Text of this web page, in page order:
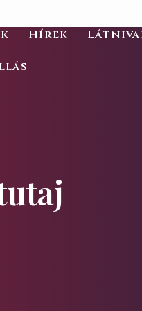
Hírek